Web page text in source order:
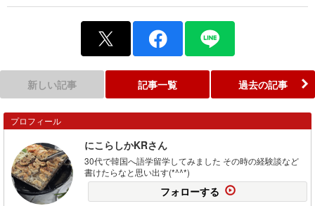
新しい記事 記事一覧 過去の記事
プロフィール
にこらしかKRさん
30代で韓国へ語学留学してみました その時の経験談など
書けたらなと思い出す(*^^*)
フォローする